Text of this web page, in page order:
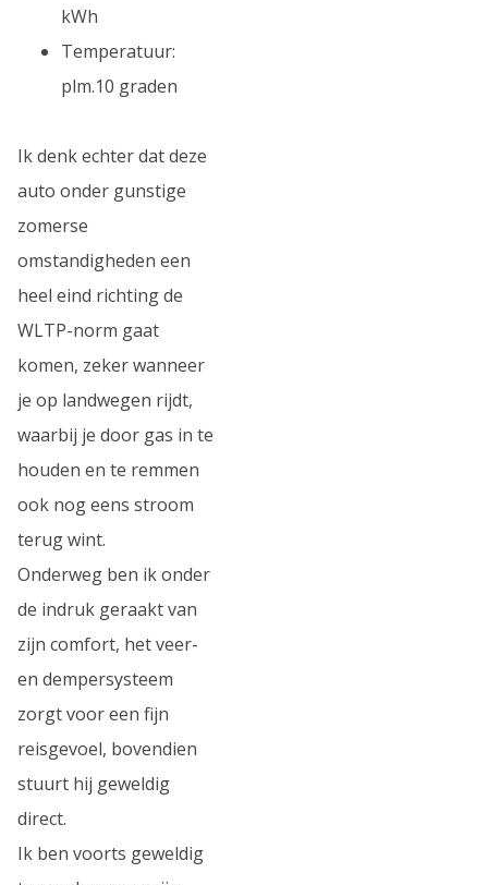
kWh
Temperatuur:
plm.10 graden
Ik denk echter dat deze
auto onder gunstige
zomerse
omstandigheden een
heel eind richting de
WLTP-norm gaat
komen, zeker wanneer
je op landwegen rijdt,
waarbij je door gas in te
houden en te remmen
ook nog eens stroom
terug wint.
Onderweg ben ik onder
de indruk geraakt van
zijn comfort, het veer-
en dempersysteem
zorgt voor een fijn
reisgevoel, bovendien
stuurt hij geweldig
direct.
Ik ben voorts geweldig